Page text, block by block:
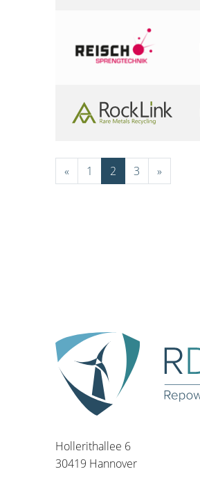
« 1 2 3 »
Hollerithallee 6
30419 Hannover